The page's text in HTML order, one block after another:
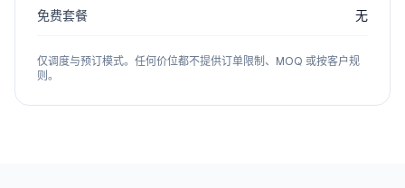
免费套餐 无
仅调度与预订模式。任何价位都不提供订单限制、MOQ 或按客户规
则。